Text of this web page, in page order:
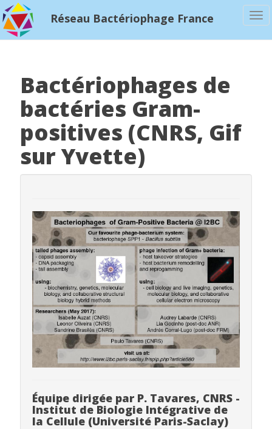
Réseau Bactériophage France
Bactériophages de
bactéries Gram-
positives (CNRS, Gif
sur Yvette)
Équipe dirigée par P. Tavares, CNRS -
Institut de Biologie Intégrative de
la Cellule (Université Paris-Saclay)